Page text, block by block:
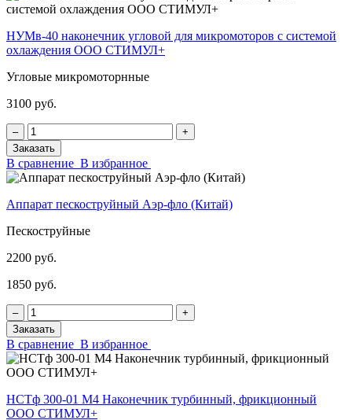
НУМв-40 наконечник угловой для микромоторов с системой
охлаждения ООО СТИМУЛ+
Угловые микромоторнные
3100 руб.
‒
+
Заказать
В сравнение В избранное
Аппарат пескоструйный Аэр-фло (Китай)
Пескоструйные
2200 руб.
1850 руб.
‒
+
Заказать
В сравнение В избранное
НСТф 300-01 М4 Наконечник турбинный, фрикционный
ООО СТИМУЛ+